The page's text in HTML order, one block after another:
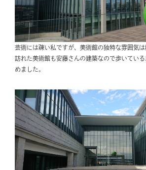
芸術には疎い私ですが、美術館の独特な雰囲気は
訪れた美術館も安藤さんの建築なので歩いてい
めました。